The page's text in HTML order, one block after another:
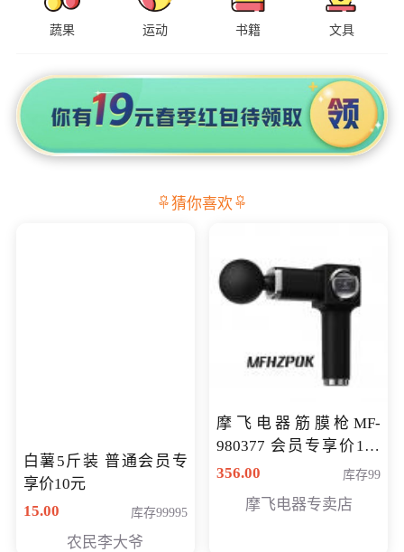
蔬果 运动 书籍 文具
猜你喜欢
白薯5斤装 普通会员专
享价10元
15.00
库存99995
农民李大爷
摩飞电器筋膜枪MF-
980377 会员专享价199
元
356.00 库存99
摩飞电器专卖店